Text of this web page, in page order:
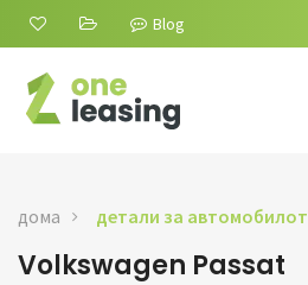
Blog
дома детали за автомобилот
Volkswagen Passat